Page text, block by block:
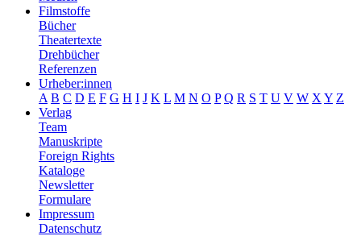
Filmstoffe
Bücher
Theatertexte
Drehbücher
Referenzen
Urheber:innen
A B C D E F G H I J K L M N O P Q R S T U V W X Y Z
Verlag
Team
Manuskripte
Foreign Rights
Kataloge
Newsletter
Formulare
Impressum
Datenschutz